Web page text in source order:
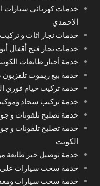
خدمات كهربائي سيارات
الاحمدي
خدمات نجار اثاث و
خدمات نجار فتح أقفال
خدمة أحبار طابعات
خدمة بيع ريموت
خدمة تركيب خيام فوري
خدمة تركيب سجاد
خدمة تصليح تلفونات و
خدمة تصليح تلفونات و
الكويت
خدمة توصيل حبر طابعة
خدمة سحب سيارات
خدمة سحب سيارات